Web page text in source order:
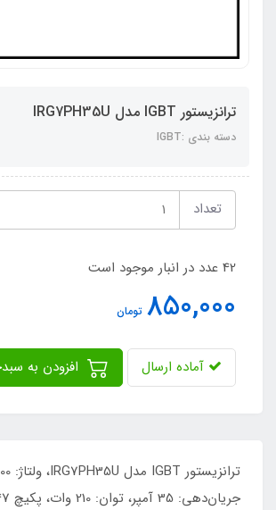
ترانزیستور IGBT مدل IRG7PH35U
دسته بندی :IGBT
تعداد
42 عدد در انبار موجود است
850,000 تومان
آماده ارسال